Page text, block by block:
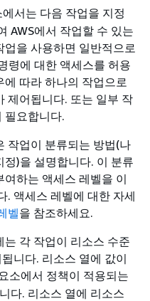
에서는 다음 작업을 지정
AWS에서 작업할 수 있는
을 사용하면 일반적으로
령에 대한 액세스를 허용
따라 하나의 작업으로
제어됩니다. 또는 일부 작
필요합니다.
작업이 분류되는 방법(나
)을 설명합니다. 이 분류
하는 액세스 레벨을 이
. 액세스 레벨에 대한 자세
벨을 참조하세요.
는 각 작업이 리소스 수준
니다. 리소스 열에 값이
요소에서 정책이 적용되는
다. 리소스 열에 리소스